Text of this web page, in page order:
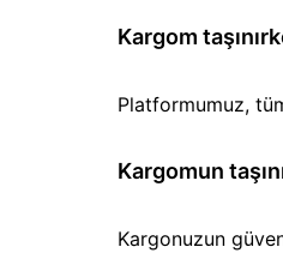
Kargom
Platformumuz,
Kargomun
Kargonuzun